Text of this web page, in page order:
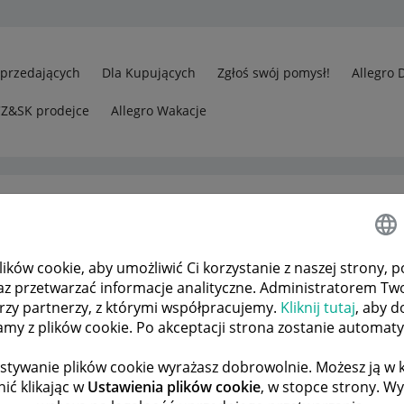
cookie, aby umożliwić Ci korzystanie z naszej strony,
przetwarzać informacje analityczne. Administratorem
partnerzy, z którymi współpracujemy. Kliknij tutaj, aby
z plików cookie. Po akceptacji strona zostanie
plików cookie wyrażasz dobrowolnie. Możesz ją w
klikając wUstawienia plików cookie, w stopce strony.
Dla Kupujących Zgłoś swój pomysł! Allegro
prodejce Allegro Wakacje
dowód sprzedaży
POPRZEDNIA NASTĘPNA